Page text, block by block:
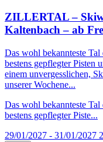
ZILLERTAL –
Kaltenbach – ab
Das wohl bekannteste
bestens gepflegter Pisten
einem unvergesslichen,
unserer Wochene...
Das wohl bekannteste
bestens gepflegter Piste...
29/01/2027 - 31/01/2027